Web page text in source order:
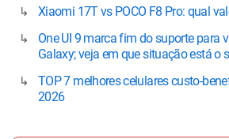
Xiaomi 17T vs POCO F8 Pro: qual
One UI 9 marca fim do suporte para
Galaxy; veja em que situação está o
TOP 7 melhores celulares custo-
2026